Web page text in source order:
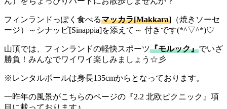
フィンランドっぽく食べるマッカラ[Makkara] （焼きソーセ
ージ）～シナッピ[Sinappia]を添えて～ 付きです(*^▽^*)♡
山頂では、フィンランドの軽快スポーツ『モルック』でいざ
勝負！みんなでワイワイ楽しみましょう☆彡
※レンタルポールは身長135cmからとなっております。
一昨年の風景がこちらのページの『2.2 北欧ピクニック』項